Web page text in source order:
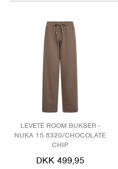
LEVETÉ ROOM BUKSER -
NUKA 15 8320/CHOCOLATE
CHIP
DKK 499,95